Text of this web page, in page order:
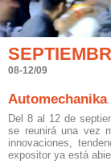
08-12/09
Del 8 al 12 de
se reunirá una vez
innovaciones,
expositor ya está